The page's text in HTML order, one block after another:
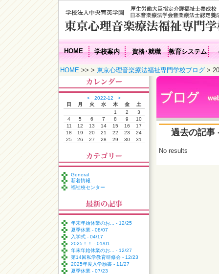
HOME 学校案内 資格･就職 教育システム
HOME >> > 東京心理音楽療法福祉専門学校ブログ >
過去の記事
No results
< 2022-12
>
日
月 火 水 木 金
土
1
2
3
4
5 6 7 8 9
10
11
12 13 14 15 16
17
18
19 20 21 22 23
24
25
26 27 28 29 30 31
General
新着情報
福祉校センター
年末年始休業のお... - 12/25
夏季休業 - 08/07
入学式 - 04/17
2025！！ - 01/01
年末年始休業のお... - 12/27
第14回私学教育研修会 - 12/23
2025年度入学願書 - 11/27
夏季休業 - 07/23